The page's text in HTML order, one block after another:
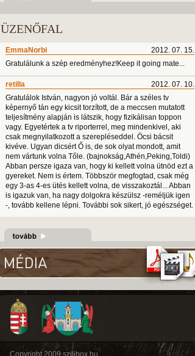
ÜZENŐFAL
2012. 07. 15.
EmmaNorbi
Gratulálunk a szép eredményhez!Keep it going mate...
2012. 07. 10.
retilla
Gratulálok István, nagyon jó voltál. Bár a széles tv
képernyő tán egy kicsit torzított, de a meccsen mutatott
teljesítmény alapján is látszik, hogy fizikálisan toppon
vagy. Egyetértek a tv riporterrel, meg mindenkivel, aki
csak megnyilatkozott a szerepléseddel. Öcsi bácsit
kivéve. Ugyan dicsért Ő is, de sok olyat mondott, amit
nem vártunk volna Tőle. (bajnokság,Athén,Peking,Toldi)
Abban persze igaza van, hogy ki kellett volna ütnöd ezt a
gyereket. Nem is értem. Többször megfogtad, csak még
egy 3-as 4-es ütés kellett volna, de visszakoztál... Abban
is igazuk van, ha nagy dolgokra készülsz -reméljük igen
-, tovább kellene lépni. További sok sikert, jó egészséget.
Copyright 2009 szilibox.hu